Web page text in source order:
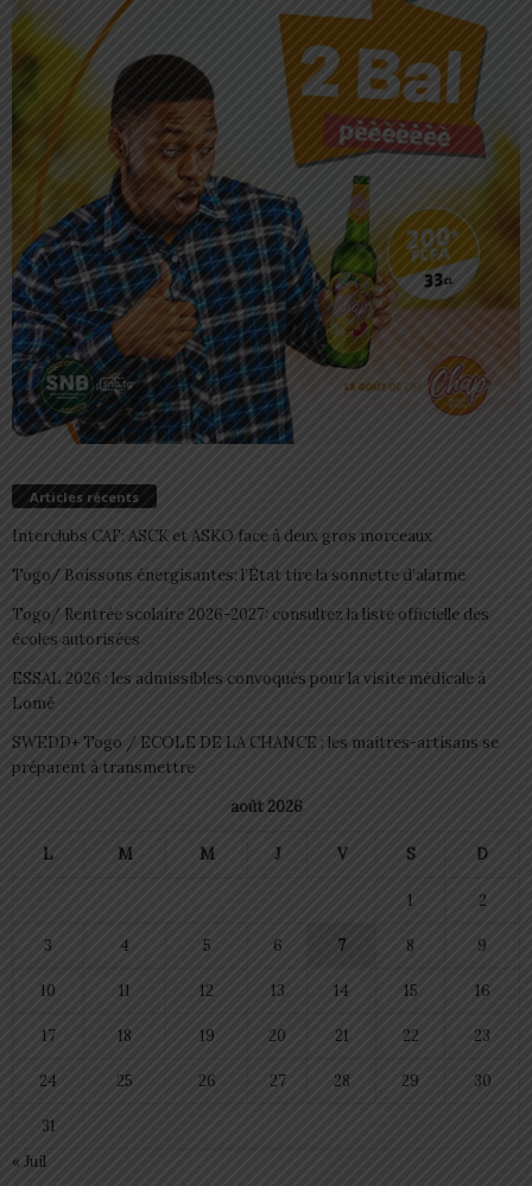
Articles récents
Interclubs CAF: ASCK et ASKO face à deux gros morceaux
Togo/ Boissons énergisantes: l’État tire la sonnette d’alarme
Togo/ Rentrée scolaire 2026-2027: consultez la liste officielle des
écoles autorisées
ESSAL 2026 : les admissibles convoqués pour la visite médicale à
Lomé
SWEDD+ Togo / ECOLE DE LA CHANCE : les maitres-artisans se
préparent à transmettre
août 2026
L M M J V S D
1 2
3 4 5 6 7 8 9
10 11 12 13 14 15 16
17 18 19 20 21 22 23
24 25 26 27 28 29 30
31
« Juil